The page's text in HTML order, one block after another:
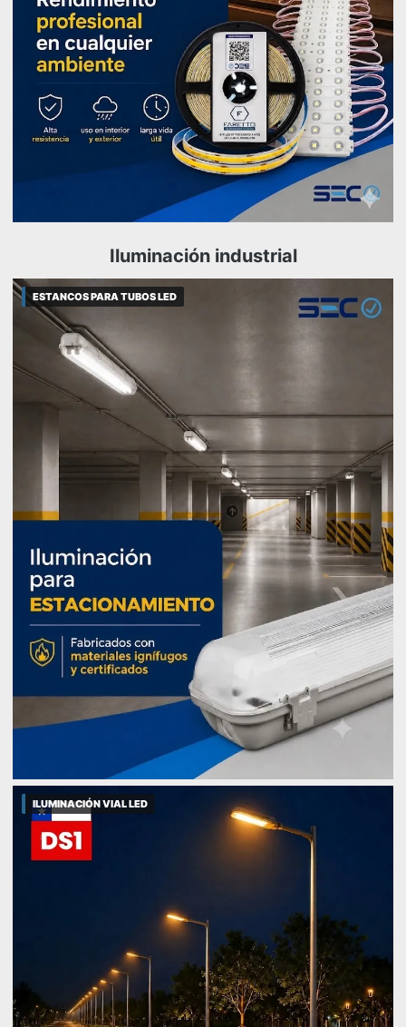
Iluminación industrial
ESTANCOS PARA TUBOS LED
ILUMINACIÓN VIAL LED